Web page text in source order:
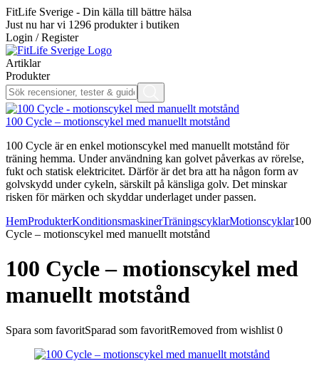
FitLife Sverige - Din källa till bättre hälsa
Just nu har vi 1296 produkter i butiken
Login / Register
Artiklar
Produkter
100 Cycle – motionscykel med manuellt motstånd
100 Cycle är en enkel motionscykel med manuellt motstånd för
träning hemma. Under användning kan golvet påverkas av rörelse,
fukt och statisk elektricitet. Därför är det bra att ha någon form av
golvskydd under cykeln, särskilt på känsliga golv. Det minskar
risken för märken och skyddar underlaget under passen.
HemProdukterKonditionsmaskinerTräningscyklarMotionscyklar100
Cycle – motionscykel med manuellt motstånd
100 Cycle – motionscykel med
manuellt motstånd
Spara som favoritSparad som favoritRemoved from wishlist 0